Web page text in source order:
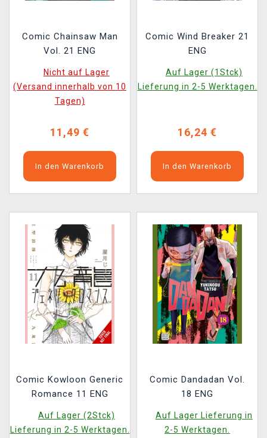
Comic Chainsaw Man
Vol. 21 ENG
Nicht auf Lager
(Versand innerhalb von 10
Tagen)
11,49 €
In den Warenkorb
Comic Wind Breaker 21
ENG
Auf Lager (1Stck)
Lieferung in 2-5 Werktagen.
16,24 €
In den Warenkorb
Comic Kowloon Generic
Romance 11 ENG
Auf Lager (2Stck)
Lieferung in 2-5 Werktagen.
Comic Dandadan Vol.
18 ENG
Auf Lager Lieferung in
2-5 Werktagen.